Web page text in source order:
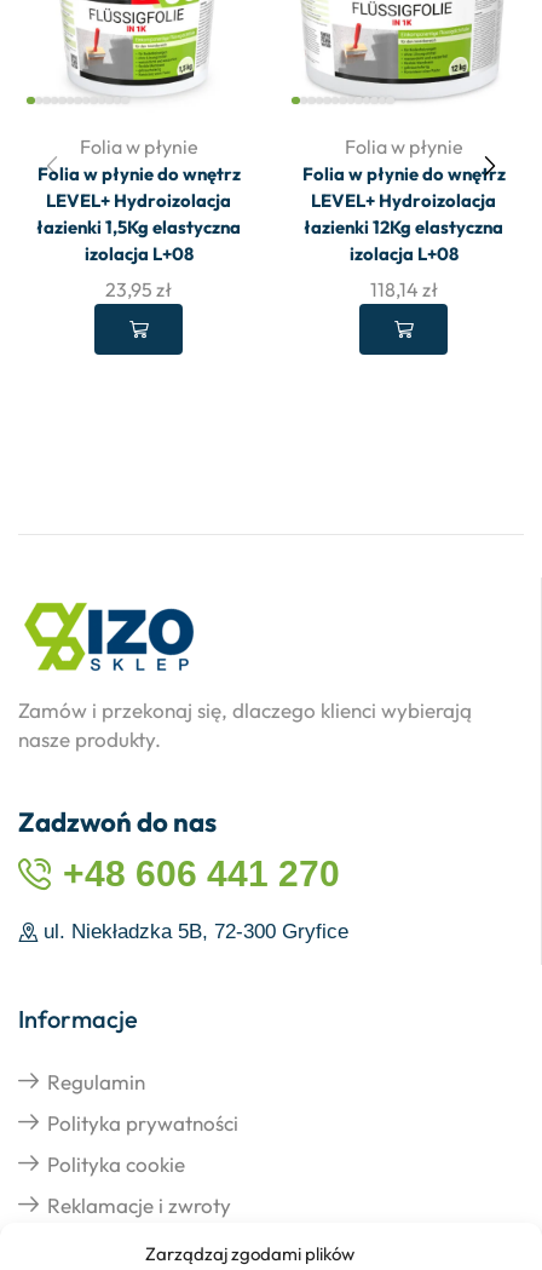
Zarządzaj zgodami plików
Folia w płynie
Folia w płynie do wnętrz
LEVEL+ Hydroizolacja
łazienki 1,5Kg elastyczna
izolacja L+08
23,95 zł
Folia w płynie
Folia w płynie do wnętrz
LEVEL+ Hydroizolacja
łazienki 12Kg elastyczna
izolacja L+08
118,14 zł
Zamów i przekonaj się, dlaczego klienci wybierają
nasze produkty.
Zadzwoń do nas
+48 606 441 270
ul. Niekładzka 5B, 72-300 Gryfice
Informacje
Regulamin
Polityka prywatności
Polityka cookie
Reklamacje i zwroty